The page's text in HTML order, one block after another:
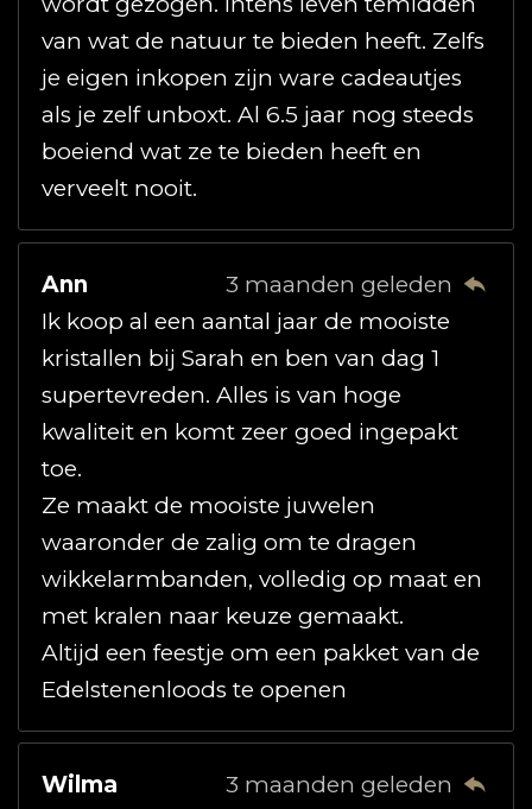
van wat de natuur te bieden heeft. Zelfs
je eigen inkopen zijn ware cadeautjes
als je zelf unboxt. Al 6.5 jaar nog steeds
boeiend wat ze te bieden heeft en
verveelt nooit.
Ann
3 maanden geleden
Ik koop al een aantal jaar de mooiste
kristallen bij Sarah en ben van dag 1
supertevreden. Alles is van hoge
kwaliteit en komt zeer goed ingepakt
toe.
Ze maakt de mooiste juwelen
waaronder de zalig om te dragen
wikkelarmbanden, volledig op maat en
met kralen naar keuze gemaakt.
Altijd een feestje om een pakket van de
Edelstenenloods te openen
Wilma
3 maanden geleden